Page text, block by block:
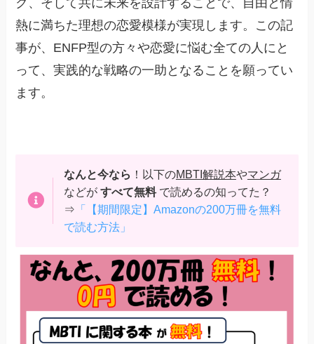
熱に満ちた理想の恋愛模様が実現します。この記
事が、ENFP型の方々や恋愛に悩む全ての人にと
って、実践的な戦略の一助となることを願ってい
ます。
なんと今なら ！以下のMBTI解説本やマンガ
などが すべて無料で読めるの知ってた？
⇒ 「【期間限定】Amazonの200万冊を無料
で読む方法」